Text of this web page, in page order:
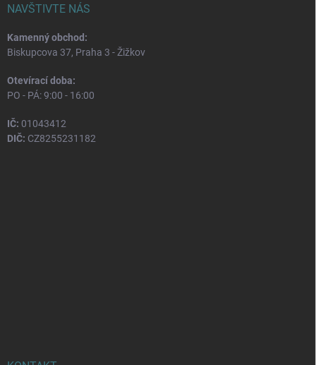
NAVŠTIVTE NÁS
Kamenný obchod:
Biskupcova 37, Praha 3 - Žižkov
Otevírací doba:
PO - PÁ: 9:00 - 16:00
IČ: 01043412
DIČ: CZ8255231182